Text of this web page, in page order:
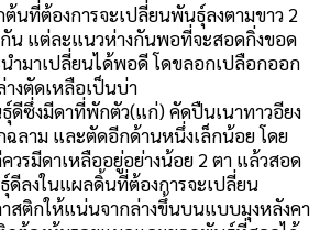
ต้นที่ต้องการจะเปลี่ยนพันธุ์ลงตามขาว 2
น แต่ละแนวห่างกันพอที่จะสอดกิ่งขอด
ำมาเปลี่ยนได้พอดี โดขลอกเปลือกออก
งตัดเหลือเป็นบ่า
ดีซึ่งมีดาที่พักตัว(แก่) คัดปืนเนาทาวอียง
ฉลาม และตัดอีกด้านหนึ่งเล็กน้อย โดย
วรมีดาเหลืออยู่อย่างน้อย 2 ตา แล้วสอด
ดีลงในแผลดิ้นที่ต้องการจะเปลี่ยน
สติกให้แน่นจากล่างขึ้นบนแบบมุงหลังคา